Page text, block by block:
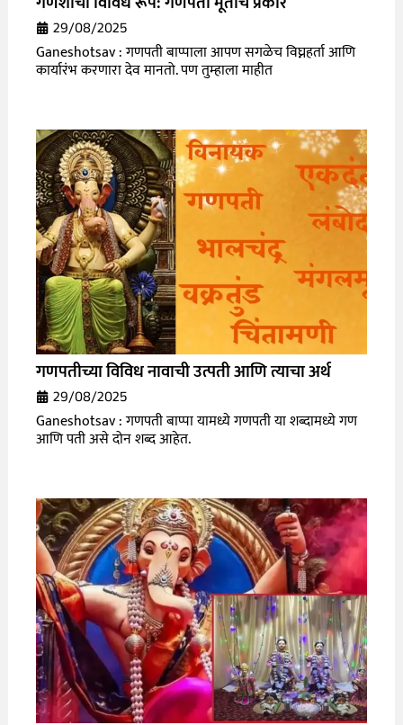
29/08/2025
Ganeshotsav : गणपती बाप्पाला आपण सगळेच विघ्नहर्ता आणि
कार्यारंभ करणारा देव मानतो. पण तुम्हाला माहीत
गणपतीच्या विविध नावाची उत्पती आणि त्याचा अर्थ
29/08/2025
Ganeshotsav : गणपती बाप्पा यामध्ये गणपती या शब्दामध्ये गण
आणि पती असे दोन शब्द आहेत.